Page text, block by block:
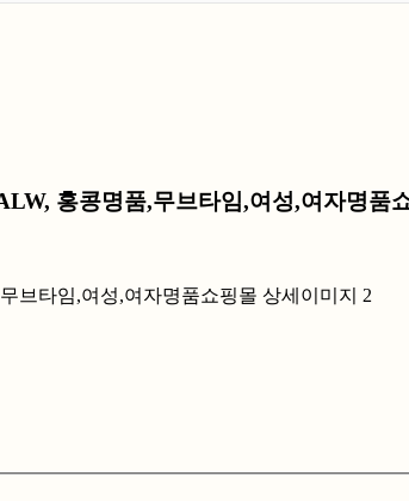
홍콩명품,무브타임,여성,여자명품